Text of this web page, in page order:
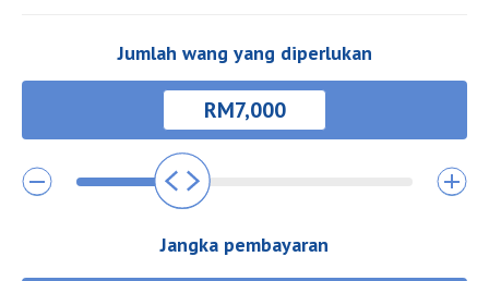
Jumlah wang yang diperlukan
Jangka pembayaran